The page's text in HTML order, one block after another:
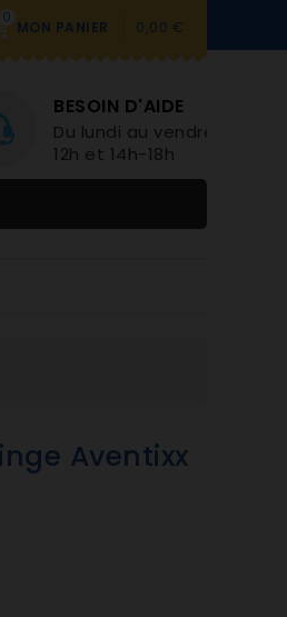
0
MON PANIER 0,00 €
D'AIDE
lundi au vendredi 9h-
et 14h-18h
Aventixx